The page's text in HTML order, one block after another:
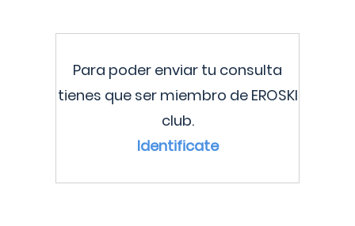
Para poder enviar tu consulta
tienes que ser miembro de EROSKI
club.
Identificate